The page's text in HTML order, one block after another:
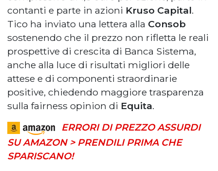
contanti e parte in azioni Kruso Capital.
Tico ha inviato una lettera alla Consob
sostenendo che il prezzo non rifletta le reali
prospettive di crescita di Banca Sistema,
anche alla luce di risultati migliori delle
attese e di componenti straordinarie
positive, chiedendo maggiore trasparenza
sulla fairness opinion di Equita.
ERRORI DI PREZZO ASSURDI
SU AMAZON > PRENDILI PRIMA CHE
SPARISCANO!